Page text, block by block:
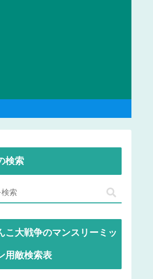
検索
こ大戦争のマンスリーミッ
用敵検索表